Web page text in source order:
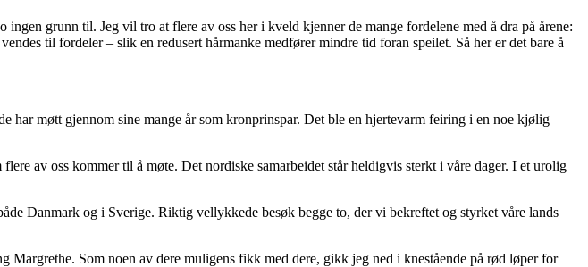
grunn til. Jeg vil tro at flere av oss her i kveld kjenner de mange fordelene med å dra på årene:
til fordeler – slik en redusert hårmanke medfører mindre tid foran speilet. Så her er det bare å
har møtt gjennom sine mange år som kronprinspar. Det ble en hjertevarm feiring i en noe kjølig
av oss kommer til å møte. Det nordiske samarbeidet står heldigvis sterkt i våre dager. I et urolig
Danmark og i Sverige. Riktig vellykkede besøk begge to, der vi bekreftet og styrket våre lands
Som noen av dere muligens fikk med dere, gikk jeg ned i knestående på rød løper for